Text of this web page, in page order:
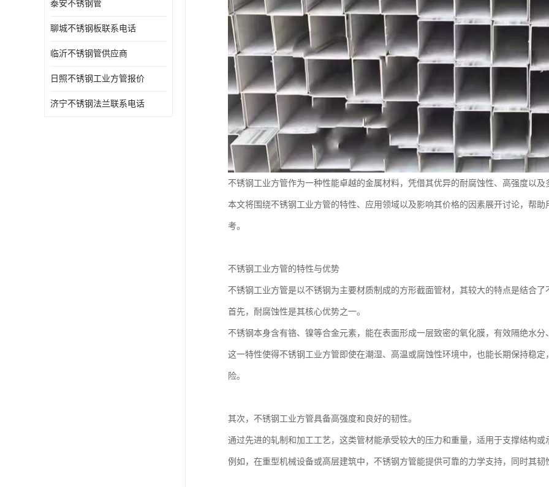
泰安不锈钢管
聊城不锈钢板联系电话
临沂不锈钢管供应商
日照不锈钢工业方管报价
济宁不锈钢法兰联系电话
不锈钢工业方管作为一种性能卓越的金属材料，凭借其优异的耐腐蚀性、高强度以
本文将围绕不锈钢工业方管的特性、应用领域以及影响其价格的因素展开讨论，帮
考。
不锈钢工业方管的特性与优势
不锈钢工业方管是以不锈钢为主要材质制成的方形截面管材，其较大的特点是结合
首先，耐腐蚀性是其核心优势之一。
不锈钢本身含有铬、镍等合金元素，能在表面形成一层致密的氧化膜，有效隔绝水
这一特性使得不锈钢工业方管即使在潮湿、高温或腐蚀性环境中，也能长期保持稳
险。
其次，不锈钢工业方管具备高强度和良好的韧性。
通过先进的轧制和加工工艺，这类管材能承受较大的压力和重量，适用于支撑结构或
例如，在重型机械设备或高层建筑中，不锈钢方管能提供可靠的力学支持，同时其